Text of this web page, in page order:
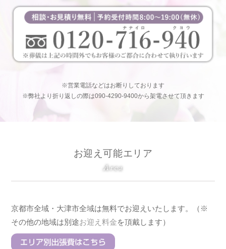
※営業電話などはお断りしております
※弊社より折り返しの際は090-4290-9400から架電させて頂きます
お迎え可能エリア
Area
京都市全域・大津市全域は無料でお迎えいたします。（※
その他の地域は別途お迎え料金を頂戴します）